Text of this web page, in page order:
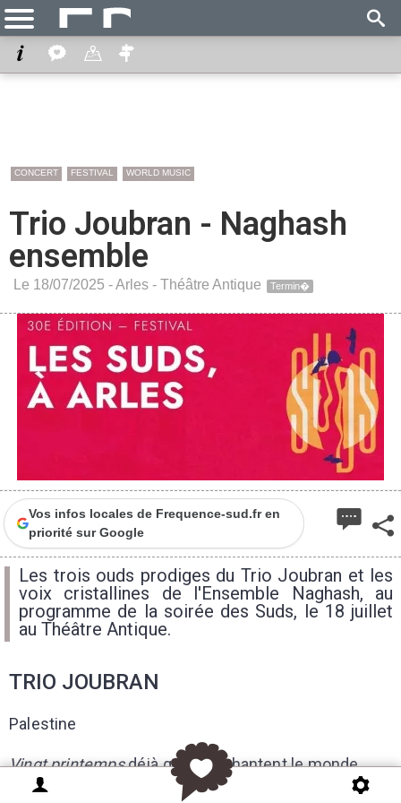
CONCERT FESTIVAL WORLD MUSIC
Trio Joubran - Naghash
ensemble
Le 18/07/2025 -Arles - Théâtre Antique Termin�
Vos infos locales de Frequence-sud.fr en
priorité sur Google
Les trois ouds prodiges du Trio Joubran et les
voix cristallines de l'Ensemble Naghash, au
programme de la soirée des Suds, le 18 juillet
au Théâtre Antique.
TRIO JOUBRAN
Palestine
Vingt printempsdéjà qu’ils enchantent le monde
d’une seule et même voix instrumentale. Trois ouds